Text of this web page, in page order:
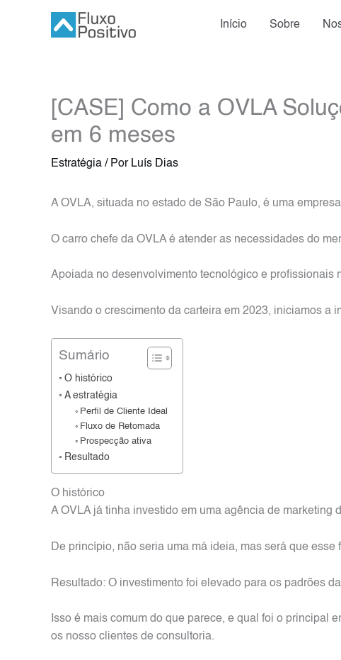
Início Sobre
[CASE] Como a OVLA
em 6 meses
Estratégia / Por Luís Dias
A OVLA, situada no estado de São Paulo, é uma
O carro chefe da OVLA é atender as necessidades do
Apoiada no desenvolvimento tecnológico e profissionais
Visando o crescimento da carteira em 2023, iniciamos a
Sumário
O histórico
A estratégia
Perfil de Cliente Ideal
Fluxo de Retomada
Prospecção ativa
Resultado
O histórico
A OVLA já tinha investido em uma agência de
De princípio, não seria uma má ideia, mas será que
Resultado: O investimento foi elevado para os padrões
Isso é mais comum do que parece, e qual foi o principal
os nosso clientes de consultoria.